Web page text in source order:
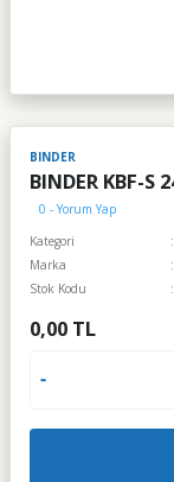
BINDER
BINDER KBF-
0 - Yorum Yap
Kategori
Marka
Stok Kodu
0,00 TL